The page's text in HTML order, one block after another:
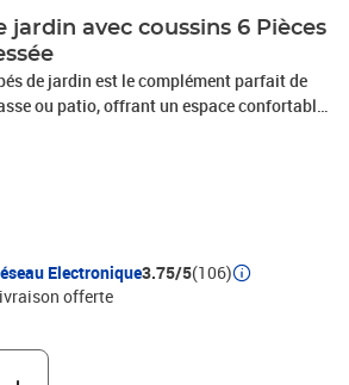
jardin avec coussins 6 Pièces
de jardin est le complément parfait de
ou patio, offrant un espace confortable
avec la famille et les amis ou
connue sous le nom de poly rotin, est
solide et nécessitant peu d'entretien qui
Il est léger, facile à nettoyer et
les meubles d'extérieur en raison de sa
de résistance aux
d'assise confortable : cet ensemble de
de coussins épais, offre une expérience
amovible et lavable : ces coussins de
Electronique3.75/5(106)
offerte